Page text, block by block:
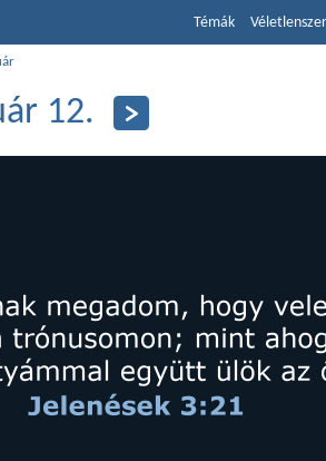
Témák
12.